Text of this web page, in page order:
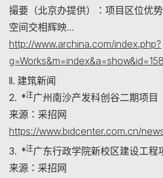
撮要（北京办提供）：项目区位优
空间交相辉映…
http://www.archina.com/index.php?
II. 建筑新闻
2. *注广州南沙产发科创谷二期项目
来源：采招网
https://www.bidcenter.com.cn/
3. *注广东行政学院新校区建设工程
来源：采招网